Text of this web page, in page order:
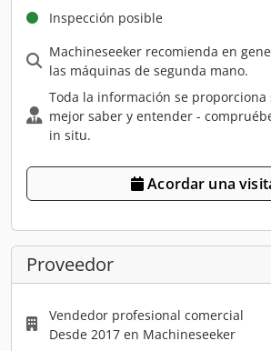
Inspección posible
Machineseeker recomienda en
las máquinas de segunda mano.
Toda la información se
mejor saber y entender -
in situ.
Acordar una
Proveedor
Vendedor profesional comercial
Desde 2017 en Machineseeker